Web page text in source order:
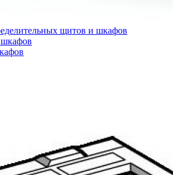
щитов и шкафов
шкафов